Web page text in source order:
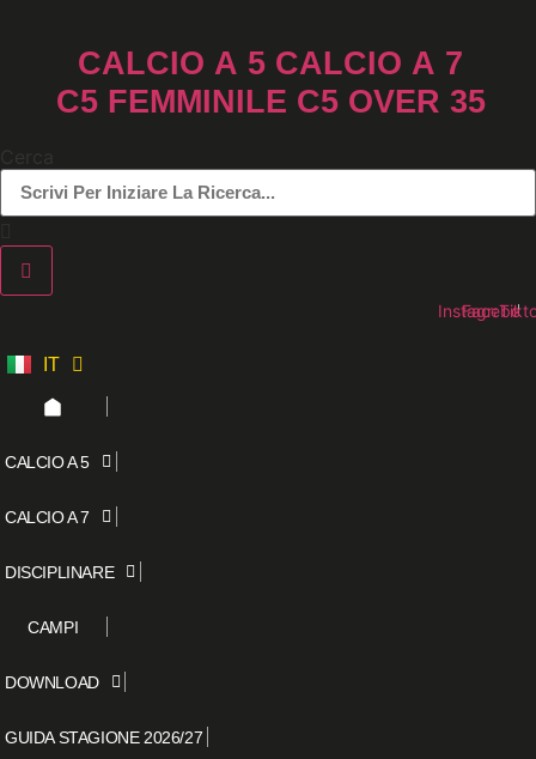
contenutoCALCIO A 5 CALCIO A 7
C5 FEMMINILE C5 OVER 35
Cerca
Instagram
IT
ES
CALCIO A 5
CALCIO A 7
DISCIPLINARE
CAMPI
DOWNLOAD
GUIDA STAGIONE 2026/27